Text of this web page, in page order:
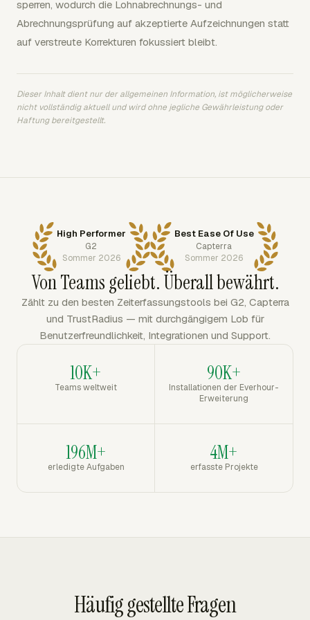
sperren, wodurch die Lohnabrechnungs- und
Abrechnungsprüfung auf akzeptierte Aufzeichnungen statt
auf verstreute Korrekturen fokussiert bleibt.
Dieser Inhalt dient nur der allgemeinen Information, ist möglicherweise
nicht vollständig aktuell und wird ohne jegliche Gewährleistung oder
Haftung bereitgestellt.
High Performer
G2
Sommer 2026
Best Ease Of Use
Capterra
Sommer 2026
Von Teams geliebt. Überall bewährt.
Zählt zu den besten Zeiterfassungstools bei G2, Capterra
und TrustRadius — mit durchgängigem Lob für
Benutzerfreundlichkeit, Integrationen und Support.
10K+
Teams weltweit
90K+
Installationen der Everhour-
Erweiterung
196M+
erledigte Aufgaben
4M+
erfasste Projekte
Häufig gestellte Fragen